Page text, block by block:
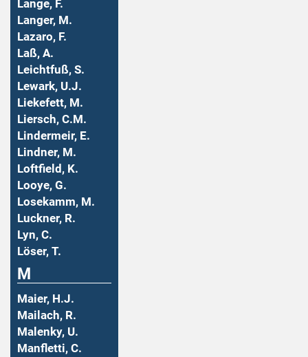
Lange, F.
Langer, M.
Lazaro, F.
Laß, A.
Leichtfuß, S.
Lewark, U.J.
Liekefett, M.
Liersch, C.M.
Lindermeir, E.
Lindner, M.
Loftfield, K.
Looye, G.
Losekamm, M.
Luckner, R.
Lyn, C.
Löser, T.
M
Maier, H.J.
Mailach, R.
Malenky, U.
Manfletti, C.